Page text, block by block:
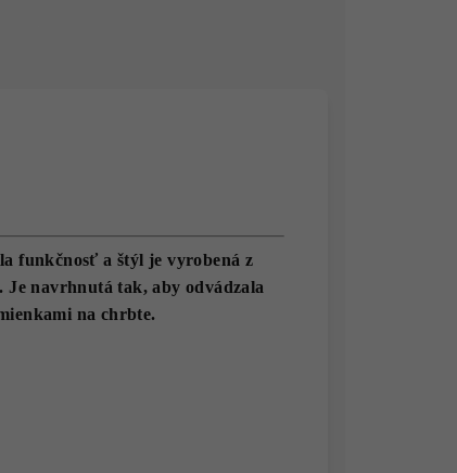
funkčnosť a štýl je vyrobená z
navrhnutá tak, aby odvádzala
na chrbte.